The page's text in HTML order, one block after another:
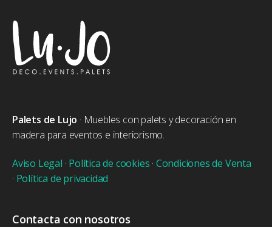
Palets de Lujo · Muebles con palets y decoración en
madera para eventos e interiorismo.
Aviso Legal · Política de cookies · Condiciones de Venta
· Política de privacidad
Contacta con nosotros